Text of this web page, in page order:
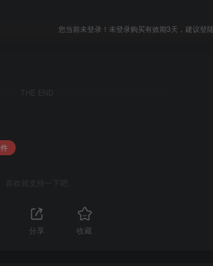
机和显示设置，MAXScript加载程序，SiNi配
的超过45种第三方文件类型。
您当前未登录！未登录购买有效期3天，建议登
THE END
喜欢就支持一下吧
分享 收藏